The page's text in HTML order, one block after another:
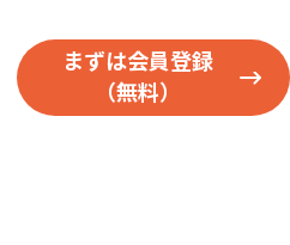
まずは会員登録
（無料）